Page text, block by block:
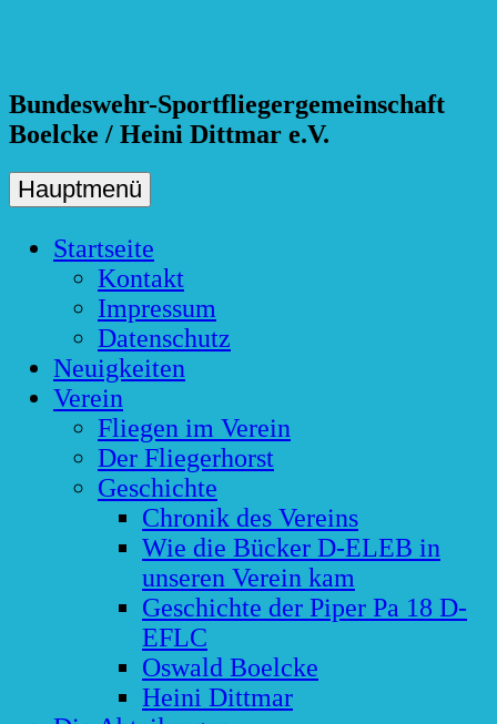
Bundeswehr-Sportfliegergemeinschaft
Boelcke / Heini Dittmar e.V.
Hauptmenü
Startseite
Kontakt
Impressum
Datenschutz
Neuigkeiten
Verein
Fliegen im Verein
Der Fliegerhorst
Geschichte
Chronik des Vereins
Wie die Bücker D-ELEB in
unseren Verein kam
Geschichte der Piper Pa 18 D-
EFLC
Oswald Boelcke
Heini Dittmar